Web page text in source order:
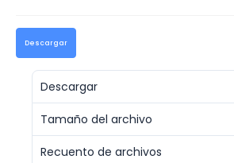
Descargar
Descargar
Tamaño del archivo
Recuento de archivos